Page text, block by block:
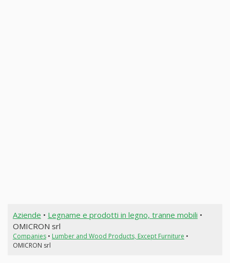
Aziende • Legname e prodotti in legno, tranne mobili •
OMICRON srl
Companies• Lumber and Wood Products, Except Furniture •
OMICRON srl